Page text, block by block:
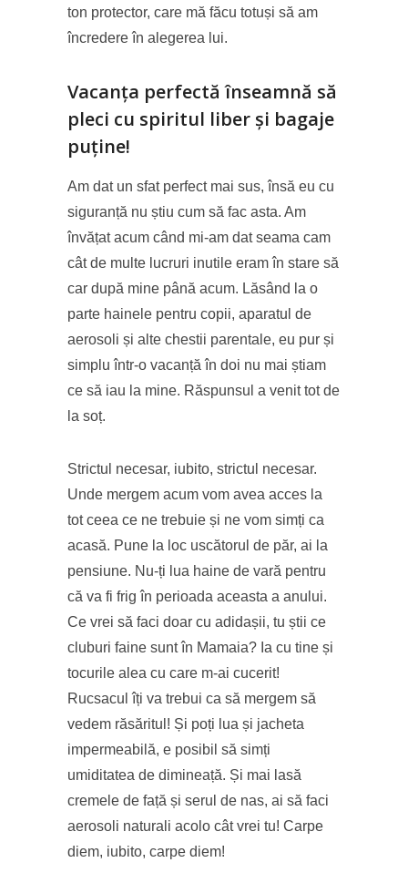
ton protector, care mă făcu totuși să am
încredere în alegerea lui.
Vacanța perfectă înseamnă să
pleci cu spiritul liber și bagaje
puține!
Am dat un sfat perfect mai sus, însă eu cu
siguranță nu știu cum să fac asta. Am
învățat acum când mi-am dat seama cam
cât de multe lucruri inutile eram în stare să
car după mine până acum. Lăsând la o
parte hainele pentru copii, aparatul de
aerosoli și alte chestii parentale, eu pur și
simplu într-o vacanță în doi nu mai știam
ce să iau la mine. Răspunsul a venit tot de
la soț.
Strictul necesar, iubito, strictul necesar.
Unde mergem acum vom avea acces la
tot ceea ce ne trebuie și ne vom simți ca
acasă. Pune la loc uscătorul de păr, ai la
pensiune. Nu-ți lua haine de vară pentru
că va fi frig în perioada aceasta a anului.
Ce vrei să faci doar cu adidașii, tu știi ce
cluburi faine sunt în Mamaia? Ia cu tine și
tocurile alea cu care m-ai cucerit!
Rucsacul îți va trebui ca să mergem să
vedem răsăritul! Și poți lua și jacheta
impermeabilă, e posibil să simți
umiditatea de dimineață. Și mai lasă
cremele de față și serul de nas, ai să faci
aerosoli naturali acolo cât vrei tu! Carpe
diem, iubito, carpe diem!